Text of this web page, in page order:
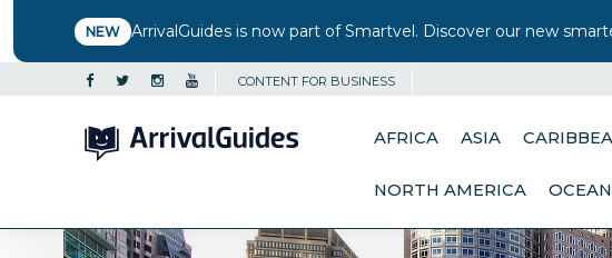
NEW ArrivalGuides is now part of Smartvel. Discover our new
CONTENT FOR BUSINESS
AFRICA ASIA
NORTH AMERICA